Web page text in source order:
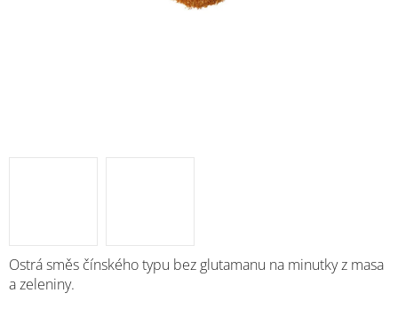
Ostrá směs čínského typu bez glutamanu na minutky z masa
a zeleniny.